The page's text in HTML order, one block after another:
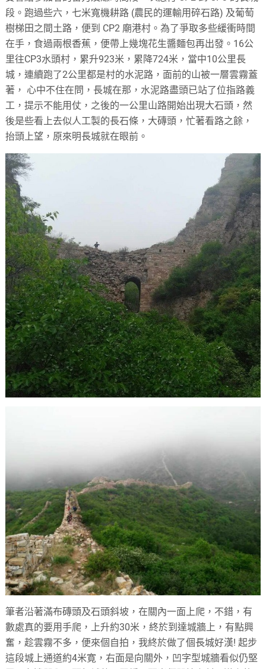
段。跑過些六，七米寬機耕路 (農民的運輸用碎石路) 及葡萄
樹梯田之間土路，便到 CP2 廟港村。為了爭取多些緩衝時間
在手，食過兩根香蕉，便帶上幾塊花生醬麵包再出發。16公
里往CP3水頭村，累升923米，累降724米，當中10公里長
城，連續跑了2公里都是村的水泥路，面前的山被一層雲霧蓋
著， 心中不住在問，長城在那，水泥路盡頭已站了位指路義
工，提示不能用仗，之後的一公里山路開始出現大石頭，然
後是些看上去似人工製的長石條，大磚頭，忙著看路之餘，
抬頭上望，原來明長城就在眼前。
筆者沿著滿布磚頭及石頭斜坡，在關內一面上爬，不錯，有
數處真的要用手爬，上升約30米，終於到達城牆上，有點興
奮，趁雲霧不多，便來個自拍，我終於做了個長城好漢! 起步
這段城上通道約4米寛，右面是向關外，凹字型城牆看似仍堅